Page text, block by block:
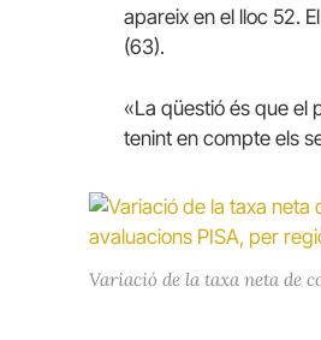
apareix en el lloc 52.
(63).
«La qüestió és que el
tenint en compte els
Variació de la taxa neta de